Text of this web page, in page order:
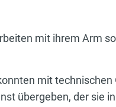
mit ihrem Arm
mit
übergeben, der sie